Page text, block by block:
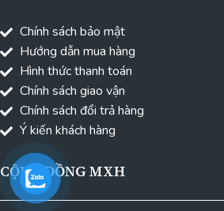
Chính sách bảo mật
Hướng dẫn mua hàng
Hình thức thanh toán
Chính sách giao vận
Chính sách đổi trả hàng
Ý kiến khách hàng
CỘNG ĐỒNG MXH